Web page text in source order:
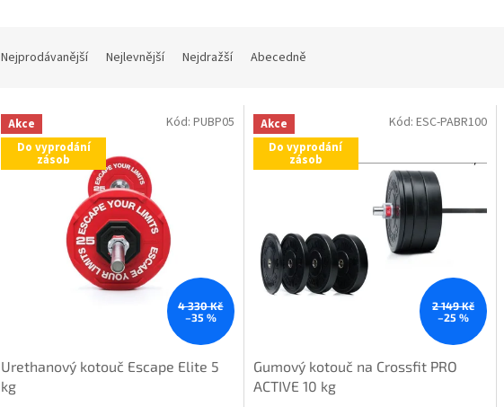
n
Nejprodávanější Nejlevnější Nejdražší Abecedně
V Akce
Do vyprodání
zásob
4 330 Kč
–35 %
Urethanový kotouč Escape Elite 5
kg
Kód: PUBP05
Akce
Do vyprodání
zásob
2 149 Kč
–25 %
Gumový kotouč na Crossfit PRO
ACTIVE 10 kg
Kód: ESC-PABR100